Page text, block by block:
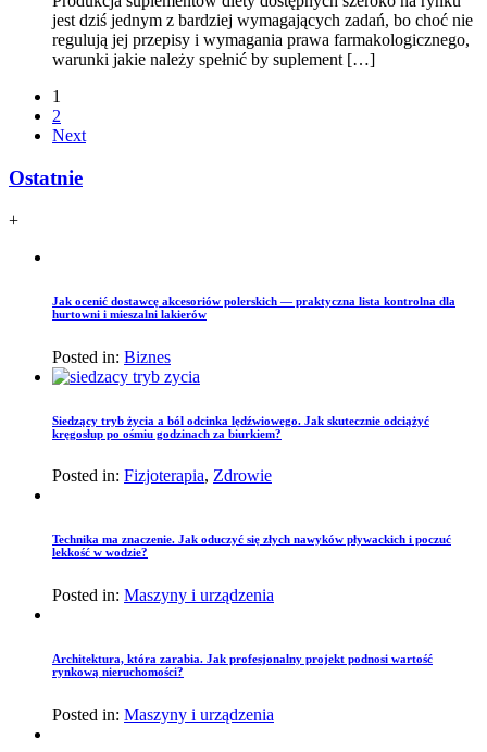
jest dziś jednym z bardziej wymagających zadań, bo choć nie
regulują jej przepisy i wymagania prawa farmakologicznego,
warunki jakie należy spełnić by suplement […]
1
2
Next
Ostatnie
+
Jak ocenić dostawcę akcesoriów polerskich — praktyczna lista kontrolna dla
hurtowni i mieszalni lakierów
Posted in: Biznes
Siedzący tryb życia a ból odcinka lędźwiowego. Jak skutecznie odciążyć
kręgosłup po ośmiu godzinach za biurkiem?
Posted in: Fizjoterapia, Zdrowie
Technika ma znaczenie. Jak oduczyć się złych nawyków pływackich i poczuć
lekkość w wodzie?
Posted in: Maszyny i urządzenia
Architektura, która zarabia. Jak profesjonalny projekt podnosi wartość
rynkową nieruchomości?
Posted in: Maszyny i urządzenia